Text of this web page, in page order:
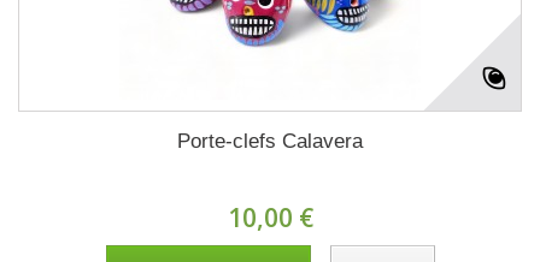
Porte-clefs Calavera
10,00 €